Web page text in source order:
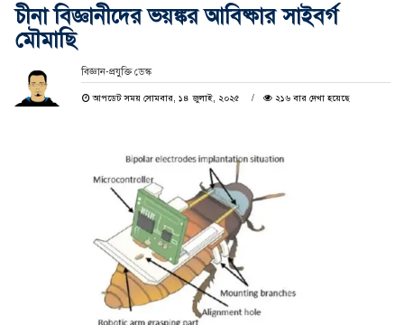
চীনা বিজ্ঞানীদের ভয়ঙ্কর আবিষ্কার সাইবর্গ
মৌমাছি
বিজ্ঞান-প্রযুক্তি ডেস্ক
আপডেট সময় সোমবার, ১৪ জুলাই, ২০২৫ ২১৬ বার দেখা হয়েছে